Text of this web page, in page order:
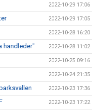
2022-10-29 17:06
2022-10-29 17:05
2022-10-28 16:20
handleder" 2022-10-28 11:02
2022-10-25 09:16
2022-10-24 21:35
2022-10-23 17:36
2022-10-23 17:22